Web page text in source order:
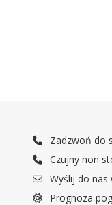
Zadzwoń do
Czujny non
Wyślij do nas
Prognoza